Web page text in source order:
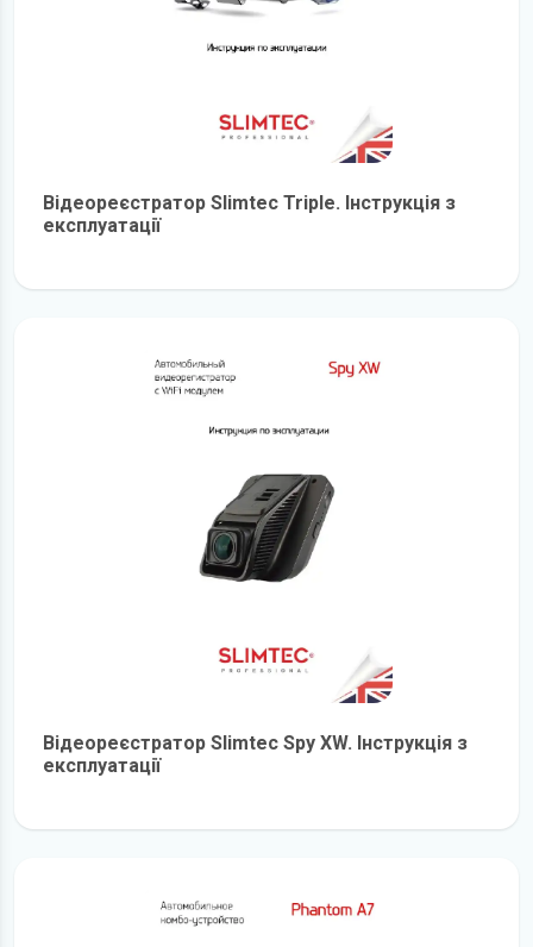
Відеореєстратор Slimtec Triple. Інструкція з
експлуатації
Відеореєстратор Slimtec Spy XW. Інструкція з
експлуатації